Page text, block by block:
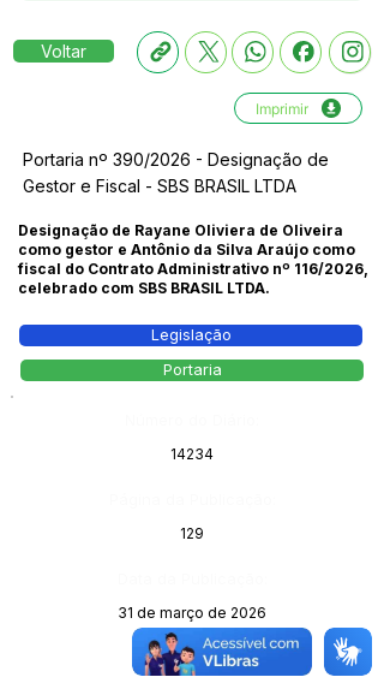
Voltar
Imprimir
Portaria nº 390/2026 - Designação de
Gestor e Fiscal - SBS BRASIL LTDA
Designação de Rayane Oliviera de Oliveira
como gestor e Antônio da Silva Araújo como
fiscal do Contrato Administrativo nº 116/2026,
celebrado com SBS BRASIL LTDA.
Legislação
Portaria
14234
129
31 de março de 2026
Órgão: